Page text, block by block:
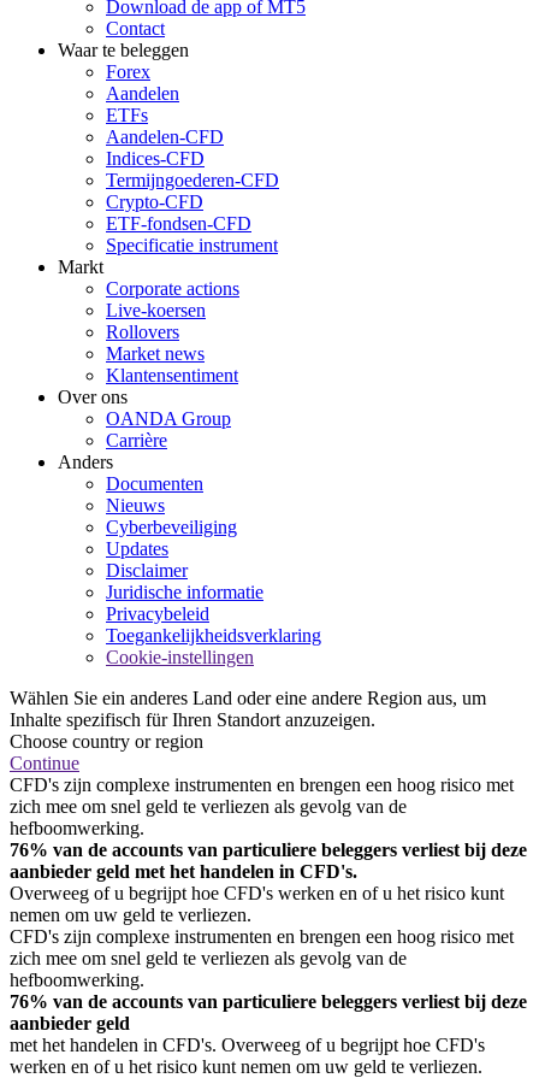
Download de app of MT5
Contact
Waar te beleggen
Forex
Aandelen
ETFs
Aandelen-CFD
Indices-CFD
Termijngoederen-CFD
Crypto-CFD
ETF-fondsen-CFD
Specificatie instrument
Markt
Corporate actions
Live-koersen
Rollovers
Market news
Klantensentiment
Over ons
OANDA Group
Carrière
Anders
Documenten
Nieuws
Cyberbeveiliging
Updates
Disclaimer
Juridische informatie
Privacybeleid
Toegankelijkheidsverklaring
Cookie-instellingen
Wählen Sie ein anderes Land oder eine andere Region aus, um
Inhalte spezifisch für Ihren Standort anzuzeigen.
Choose country or region
Continue
CFD's zijn complexe instrumenten en brengen een hoog risico met
zich mee om snel geld te verliezen als gevolg van de
hefboomwerking.
76% van de accounts van particuliere beleggers verliest bij deze
aanbieder geld met het handelen in CFD's.
Overweeg of u begrijpt hoe CFD's werken en of u het risico kunt
nemen om uw geld te verliezen.
CFD's zijn complexe instrumenten en brengen een hoog risico met
zich mee om snel geld te verliezen als gevolg van de
hefboomwerking.
76% van de accounts van particuliere beleggers verliest bij deze
aanbieder geld
met het handelen in CFD's. Overweeg of u begrijpt hoe CFD's
werken en of u het risico kunt nemen om uw geld te verliezen.